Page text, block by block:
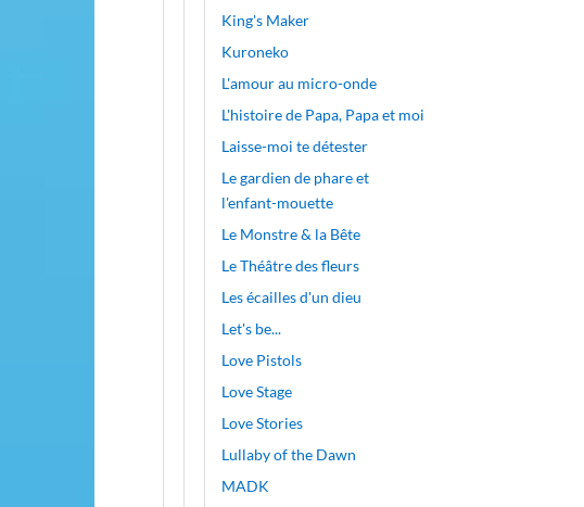
King's Maker
Kuroneko
L'amour au micro-onde
L'histoire de Papa, Papa et moi
Laisse-moi te détester
Le gardien de phare et
l'enfant-mouette
Le Monstre & la Bête
Le Théâtre des fleurs
Les écailles d'un dieu
Let's be...
Love Pistols
Love Stage
Love Stories
Lullaby of the Dawn
MADK